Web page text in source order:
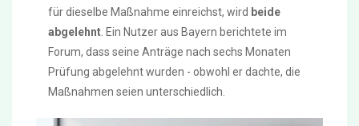
für dieselbe Maßnahme einreichst, wird beide
abgelehnt . Ein Nutzer aus Bayern berichtete im
Forum, dass seine Anträge nach sechs Monaten
Prüfung abgelehnt wurden - obwohl er dachte, die
Maßnahmen seien unterschiedlich.